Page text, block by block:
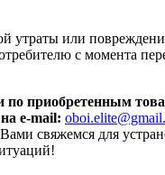
утраты или
с момента
по приобретенным
e-mail:
Вами свяжемся для